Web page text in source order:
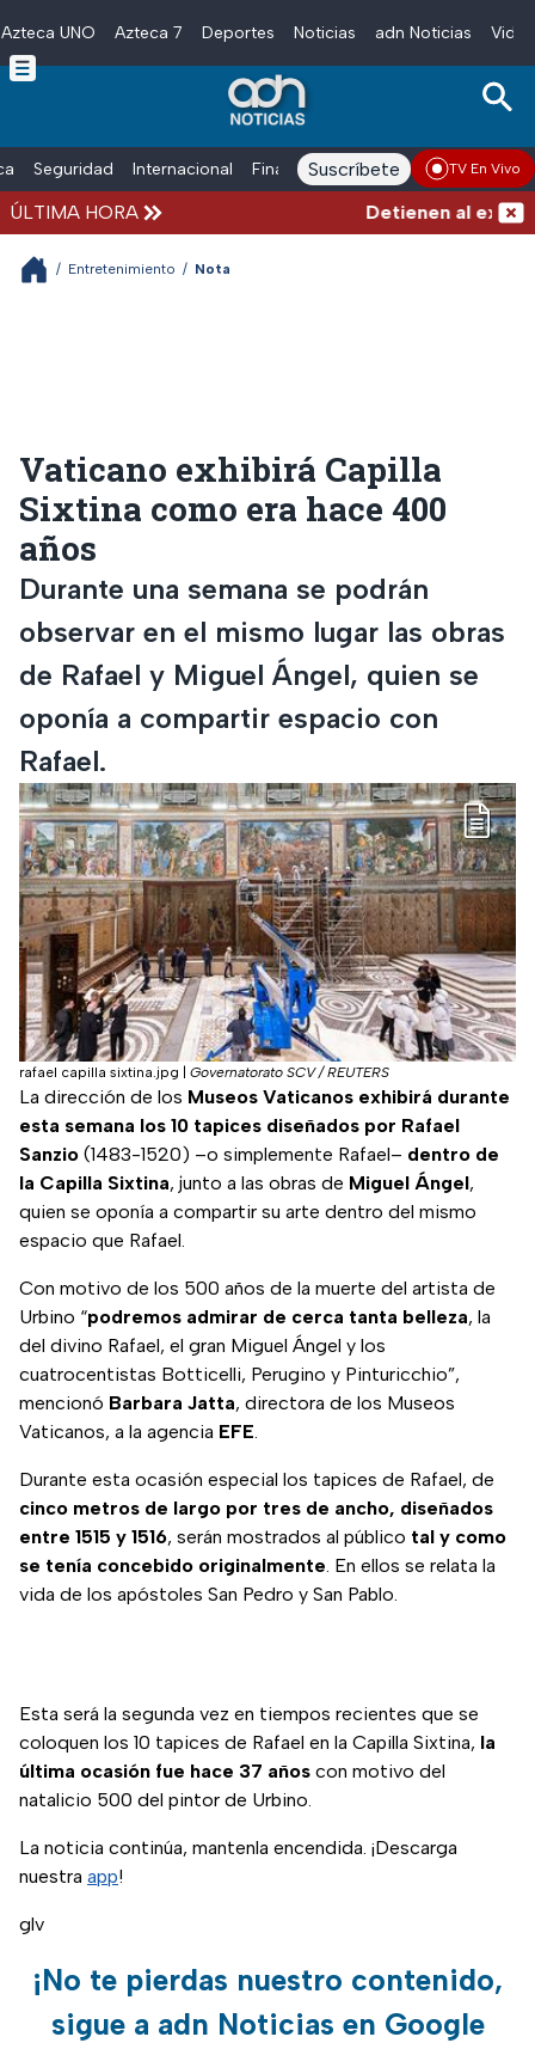
Skip to main content
Azteca UNO Azteca 7 Deportes Noticias adn Noticias
Seguridad Internacional Finanzas adn Noticias Radio
Suscríbete TV En Vivo
ÚLTIMA HORA Detienen al
/ Entretenimiento / Nota
Vaticano exhibirá Capilla
Sixtina como era hace 400
años
Durante una semana se podrán
observar en el mismo lugar las obras
de Rafael y Miguel Ángel, quien se
oponía a compartir espacio con
Rafael.
rafael capilla sixtina.jpg Governatorato SCV / REUTERS
La dirección de los Museos Vaticanos exhibirá durante
esta semana los 10 tapices diseñados por Rafael
Sanzio (1483-1520) –o simplemente Rafael– dentro de
la Capilla Sixtina, junto a las obras de Miguel Ángel,
quien se oponía a compartir su arte dentro del mismo
espacio que Rafael.
Con motivo de los 500 años de la muerte del artista de
Urbino “podremos admirar de cerca tanta belleza, la
del divino Rafael, el gran Miguel Ángel y los
cuatrocentistas Botticelli, Perugino y Pinturicchio”,
mencionó Barbara Jatta, directora de los Museos
Vaticanos, a la agencia EFE.
Durante esta ocasión especial los tapices de Rafael, de
cinco metros de largo por tres de ancho, diseñados
entre 1515 y 1516, serán mostrados al público tal y como
se tenía concebido originalmente. En ellos se relata la
vida de los apóstoles San Pedro y San Pablo.
Esta será la segunda vez en tiempos recientes que se
coloquen los 10 tapices de Rafael en la Capilla Sixtina, la
última ocasión fue hace 37 años con motivo del
natalicio 500 del pintor de Urbino.
La noticia continúa, mantenla encendida. ¡Descarga
nuestra app!
glv
¡No te pierdas nuestro contenido,
sigue a adn Noticias en Google